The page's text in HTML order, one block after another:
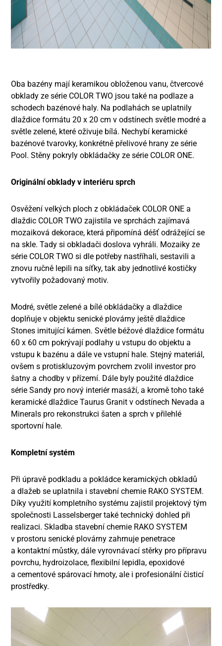
Oba bazény mají keramikou obloženou vanu, čtvercové
obklady ze série COLOR TWO jsou také na podlaze a
schodech bazénové haly. Na podlahách se uplatnily
dlaždice formátu 20 x 20 cm v odstínech světle modré a
světle zelené, které oživuje bílá. Nechybí keramické
bazénové tvarovky, konkrétně přelivové hrany ze série
Pool. Stěny pokryly obkládačky ze série COLOR ONE.
Originální obklady v interiéru sprch
Osvěžení velkých ploch z obkládaček COLOR ONE a
dlaždic COLOR TWO zajistila ve sprchách zajímavá
mozaiková dekorace, která připomíná déšť odrážející se
na skle. Tady si obkladači doslova vyhráli. Mozaiky ze
série COLOR TWO si dle potřeby nastříhali, sestavili a
znovu ručně lepili na síťky, tak aby jednotlivé kostičky
vytvořily požadovaný motiv.
Modré, světle zelené a bílé obkládačky a dlaždice
doplňuje v objektu senické plovárny ještě dlaždice
Stones imitující kámen. Světle béžové dlaždice formátu
60 x 60 cm pokrývají podlahy u vstupu do objektu a
vstupu k bazénu a dále ve vstupní hale. Stejný materiál,
ovšem s protiskluzovým povrchem zvolil investor pro
šatny a chodby v přízemí. Dále byly použité dlaždice
série Sandy pro nový interiér masáží, a kromě toho také
keramické dlaždice Taurus Granit v odstínech Nevada a
Minerals pro rekonstrukci šaten a sprch v přilehlé
sportovní hale.
Kompletní systém
Při úpravě podkladu a pokládce keramických obkladů
a dlažeb se uplatnila i stavební chemie RAKO SYSTEM.
Díky využití kompletního systému zajistil projektový tým
společnosti Lasselsberger také technický dohled při
realizaci. Skladba stavební chemie RAKO SYSTEM
v prostoru senické plovárny zahrnuje penetrace
a kontaktní můstky, dále vyrovnávací stěrky pro přípravu
povrchu, hydroizolace, flexibilní lepidla, epoxidové
a cementové spárovací hmoty, ale i profesionální čisticí
prostředky.